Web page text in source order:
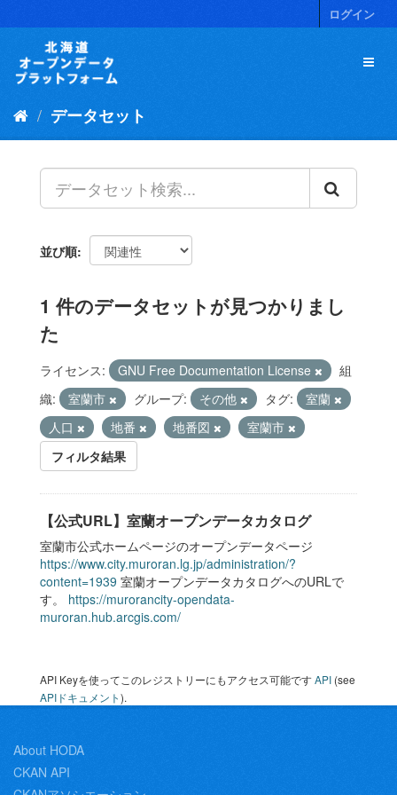
キ
ログイン
データセット
並び順
1 件のデータセットが見つかりまし
た
ライセンス: GNU Free Documentation License
組
織:
室蘭市 グループ: その他 タグ:
室蘭
人口
地番 地番図
室蘭市
フィルタ結果
【公式URL】室蘭オープンデータカタログ
室蘭市公式ホームページのオープンデータページ
https://www.city.muroran.lg.jp/administration/?
content=1939 室蘭オープンデータカタログへのURLで
す。 https://murorancity-opendata-
muroran.hub.arcgis.com/
API Keyを使ってこのレジストリーにもアクセス可能ですAPI (see
APIドキュメント).
About HODA
CKAN API